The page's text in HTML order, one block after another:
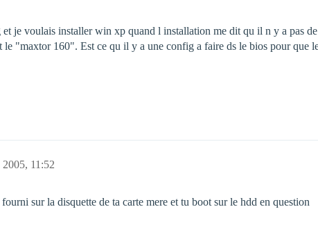
et je voulais installer win xp quand l installation me dit qu il n y a pas
le "maxtor 160". Est ce qu il y a une config a faire ds le bios pour que
11:52
sur la disquette de ta carte mere et tu boot sur le hdd en question